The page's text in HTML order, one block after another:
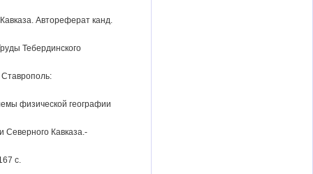
Автореферат канд.
Тебердинского
физической географии
Северного Кавказа.-
с.